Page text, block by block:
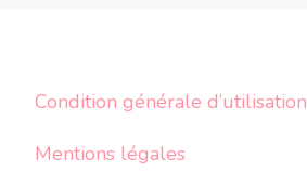
Condition générale d’utilisation
Mentions légales